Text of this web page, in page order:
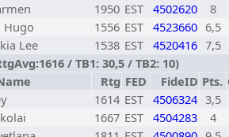
1950 EST 4502620
8
Hugo 1556 EST 4523660 6,5
Lee 1538 EST 4520416 7,5
/ TB1: 30,5 / TB2: 10)
Rtg FED FideID Pts.
1614 EST 4506324 3,5
1667 EST 4504283
4